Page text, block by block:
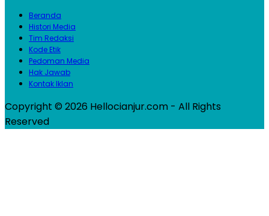
Beranda
Histori Media
Tim Redaksi
Kode Etik
Pedoman Media
Hak Jawab
Kontak Iklan
Copyright © 2026 Hellocianjur.com - All Rights
Reserved